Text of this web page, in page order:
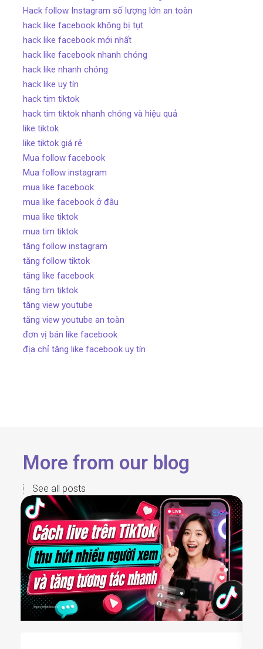
Hack follow Instagram số lượng lớn an toàn
hack like facebook không bị tụt
hack like facebook mới nhất
hack like facebook nhanh chóng
hack like nhanh chóng
hack like uy tín
hack tim tiktok
hack tim tiktok nhanh chóng và hiệu quả
like tiktok
like tiktok giá rẻ
Mua follow facebook
Mua follow instagram
mua like facebook
mua like facebook ở đâu
mua like tiktok
mua tim tiktok
tăng follow instagram
tăng follow tiktok
tăng like facebook
tăng tim tiktok
tăng view youtube
tăng view youtube an toàn
đơn vị bán like facebook
địa chỉ tăng like facebook uy tín
More from our blog
See all posts